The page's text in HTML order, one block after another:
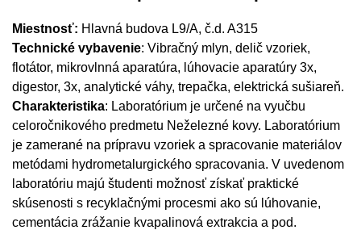
Miestnosť: Hlavná budova L9/A, č.d. A315
Technické vybavenie: Vibračný mlyn, delič vzoriek,
flotátor, mikrovlnná aparatúra, lúhovacie aparatúry 3x,
digestor, 3x, analytické váhy, trepačka, elektrická sušiareň.
Charakteristika: Laboratórium je určené na vyučbu
celoročnikového predmetu Neželezné kovy. Laboratórium
je zamerané na prípravu vzoriek a spracovanie materiálov
metódami hydrometalurgického spracovania. V uvedenom
laboratóriu majú študenti možnosť získať praktické
skúsenosti s recyklačnými procesmi ako sú lúhovanie,
cementácia zrážanie kvapalinová extrakcia a pod.